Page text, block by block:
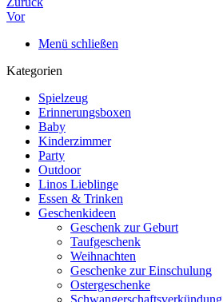
Vor
Menü schließen
Kategorien
Spielzeug
Erinnerungsboxen
Baby
Kinderzimmer
Party
Outdoor
Linos Lieblinge
Essen & Trinken
Geschenkideen
Geschenk zur Geburt
Taufgeschenk
Weihnachten
Geschenke zur Einschulung
Ostergeschenke
Schwangerschaftsverkündung